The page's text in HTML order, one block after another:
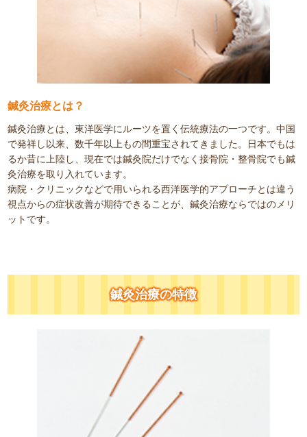
鍼灸治療とは？
鍼灸治療とは、東洋医学にルーツを置く伝統療法の一つです。中国
で発祥し以来、数千年以上もの間重宝されてきました。日本でもは
るか昔に上陸し、現在では鍼灸院だけでなく接骨院・整骨院でも鍼
灸治療を取り入れています。
病院・クリニックなどで用いられる西洋医学的アプローチとは違う
視点からの症状改善が期待できることが、鍼灸治療ならではのメリ
ットです。
鍼灸治療の特徴
産後骨盤矯正
膝痛・股関節痛
リクルート LINEでお問い合わせ